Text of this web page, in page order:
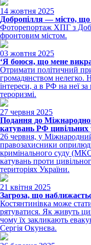
14 жовтня 2025
Добропілля — місто, що
Фоторепортаж ХПГ з
фронтовим містом.
03 жовтня 2025
‘Я боюся, що мене
Отримати політичний
громадянством нелегко.
інтереси, а в РФ на неї
тероризмі.
27 червня 2025
Подання до
катувань РФ цивільних
26 червня, у
правозахисники
кримінального суду
катувань проти
територіях України.
21 квітня 2025
Загроза, що
Костянтинівка може
рятуватися. Як живуть
чому їх закликають
Сергія Окунєва.